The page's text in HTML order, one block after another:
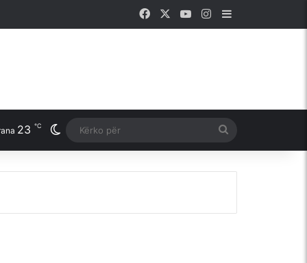
Facebook YouTubeInstagram
23 ℃ Switch skin
për